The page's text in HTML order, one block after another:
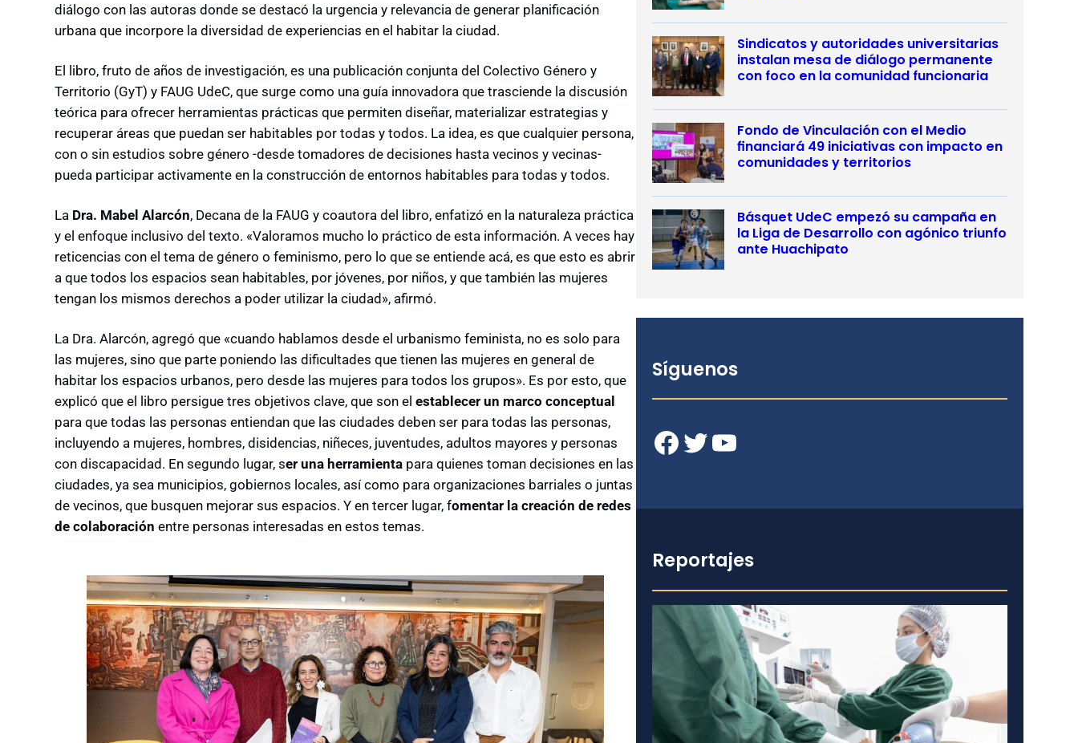
diálogo con las autoras donde se destacó la urgencia y relevancia de generar planificación
urbana que incorpore la diversidad de experiencias en el habitar la ciudad.
El libro, fruto de años de investigación, es una publicación conjunta del Colectivo Género y
Territorio (GyT) y FAUG UdeC, que surge como una guía innovadora que trasciende la discusión
teórica para ofrecer herramientas prácticas que permiten diseñar, materializar estrategias y
recuperar áreas que puedan ser habitables por todas y todos. La idea, es que cualquier persona,
con o sin estudios sobre género -desde tomadores de decisiones hasta vecinos y vecinas-
pueda participar activamente en la construcción de entornos habitables para todas y todos.
La Dra. Mabel Alarcón, Decana de la FAUG y coautora del libro, enfatizó en la naturaleza práctica
y el enfoque inclusivo del texto. «Valoramos mucho lo práctico de esta información. A veces hay
reticencias con el tema de género o feminismo, pero lo que se entiende acá, es que esto es abrir
a que todos los espacios sean habitables, por jóvenes, por niños, y que también las mujeres
tengan los mismos derechos a poder utilizar la ciudad», afirmó.
La Dra. Alarcón, agregó que «cuando hablamos desde el urbanismo feminista, no es solo para
las mujeres, sino que parte poniendo las dificultades que tienen las mujeres en general de
habitar los espacios urbanos, pero desde las mujeres para todos los grupos». Es por esto, que
explicó que el libro persigue tres objetivos clave, que son el establecer un marco conceptual
para que todas las personas entiendan que las ciudades deben ser para todas las personas,
incluyendo a mujeres, hombres, disidencias, niñeces, juventudes, adultos mayores y personas
con discapacidad. En segundo lugar, ser una herramienta para quienes toman decisiones en las
ciudades, ya sea municipios, gobiernos locales, así como para organizaciones barriales o juntas
de vecinos, que busquen mejorar sus espacios. Y en tercer lugar, fomentar la creación de redes
de colaboración entre personas interesadas en estos temas.
Sindicatos y autoridades universitarias
instalan mesa de diálogo permanente
con foco en la comunidad funcionaria
Fondo de Vinculación con el Medio
financiará 49 iniciativas con impacto en
comunidades y territorios
Básquet UdeC empezó su campaña en
la Liga de Desarrollo con agónico triunfo
ante Huachipato
Síguenos
Facebook Twitter YouTube
Reportajes